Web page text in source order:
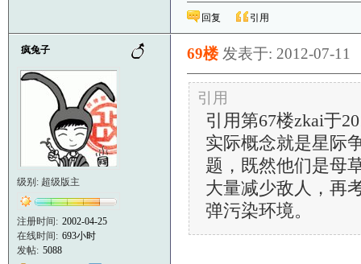
回复 引用
疯兔子
级别: 超级版主
注册时间: 2002-04-25
在线时间: 693小时
发帖: 5088
69楼 发表于: 2012-07-11
引用
引用第67楼zkai于
实际概念就是星际
题，既然他们是母
大量减少敌人，再
弹污染环境。